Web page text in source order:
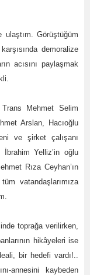
Görüştüğüm
demoralize
acısını paylaşmak
Trans Mehmet Selim
Arslan, Hacıoğlu
ve şirket çalışanı
Yelliz’in oğlu
Rıza Ceyhan’ın
vatandaşlarımıza
toprağa verilirken,
hikâyeleri ise
bir hedefi vardı!..
annesini kaybeden